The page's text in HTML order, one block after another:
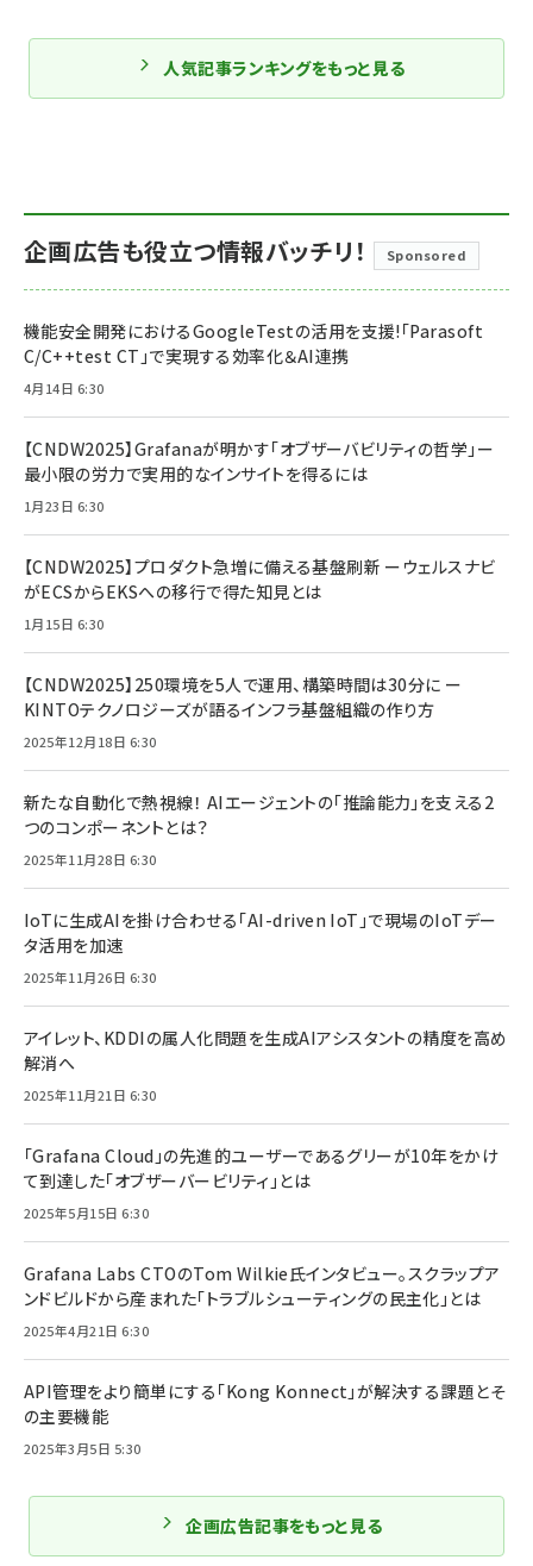
人気記事ランキングをもっと見る
企画広告も役立つ情報バッチリ！ Sponsored
機能安全開発におけるGoogleTestの活用を支援!「Parasoft
C/C++test CT」で実現する効率化＆AI連携
4月14日 6:30
【CNDW2025】Grafanaが明かす「オブザーバビリティの哲学」ー
最小限の労力で実用的なインサイトを得るには
1月23日 6:30
【CNDW2025】プロダクト急増に備える基盤刷新 ーウェルスナビ
がECSからEKSへの移行で得た知見とは
1月15日 6:30
【CNDW2025】250環境を5人で運用、構築時間は30分に ー
KINTOテクノロジーズが語るインフラ基盤組織の作り方
2025年12月18日 6:30
新たな自動化で熱視線！ AIエージェントの「推論能力」を支える2
つのコンポーネントとは？
2025年11月28日 6:30
IoTに生成AIを掛け合わせる「AI-driven IoT」で現場のIoTデー
タ活用を加速
2025年11月26日 6:30
アイレット、KDDIの属人化問題を生成AIアシスタントの精度を高め
解消へ
2025年11月21日 6:30
「Grafana Cloud」の先進的ユーザーであるグリーが10年をかけ
て到達した「オブザーバービリティ」とは
2025年5月15日 6:30
Grafana Labs CTOのTom Wilkie氏インタビュー。スクラップア
ンドビルドから産まれた「トラブルシューティングの民主化」とは
2025年4月21日 6:30
API管理をより簡単にする「Kong Konnect」が解決する課題とそ
の主要機能
2025年3月5日 5:30
企画広告記事をもっと見る